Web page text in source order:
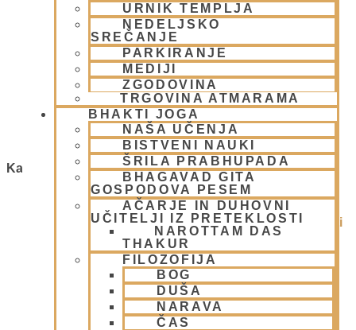
URNIK TEMPLJA
NEDELJSKO
SREČANJE
PARKIRANJE
MEDIJI
ZGODOVINA
TRGOVINA ATMARAMA
BHAKTI JOGA
NAŠA UČENJA
BISTVENI NAUKI
ŠRILA PRABHUPADA
BHAGAVAD GITA
GOSPODOVA PESEM
AČARJE IN DUHOVNI
UČITELJI IZ PRETEKLOSTI
NAROTTAM DAS
THAKUR
FILOZOFIJA
BOG
DUŠA
NARAVA
ČAS
GAURA PURNIMA 2026
23 februarja, 2026
Preberi več »
Kategorije
1.Blog(26)
Ačarje v sampradaji – duhovni učitelji iz preteklosti
Animacije(1)
Bog, živo bitje in narava(17)
Centri, Nama hatte in sange po Sloveniji(1)
Duhovni učitelj – Šrila Prabhupada